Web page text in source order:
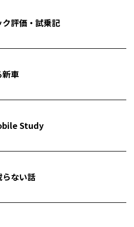
ク評価・試乗記
新車
Study
ない話